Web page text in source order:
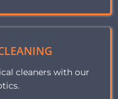
cleaners with our